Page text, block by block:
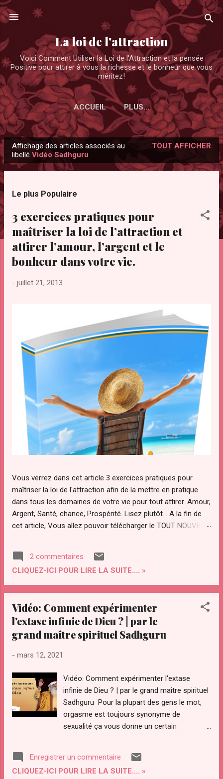
Accéder au contenu principal
La loi de l'attraction
Voici Comment Utiliser la Loi de l'Attraction et la pensée
Positive pour attirer à vous la richesse et le bonheur que vous
méritez!
ACCUEIL PLUS…
r
Affichage des articles associés au
libellé Vidéo Sadhguru
TOUT AFFICHER
Le plus Populaire
3 exercices pratiques pour
maîtriser la loi de l’attraction et
attirer l’amour, l’argent et le
bonheur dans votre vie.
- juillet 21, 2013
Vous verrez dans cet article 3 exercices pratiques pour
maîtriser la loi de l'attraction afin de la mettre en pratique
dans tous les domaines de votre vie pour tout attirer. Amour,
Argent, Santé, chance, Prospérité. Lisez plutôt... A la fin de
cet article, Vous allez pouvoir télécharger le TOUT NOUVEAU
pouvoir d'attraction afin d'attirer Instantanément TOUT ce
que Vous diésiez dans votre vie. Qu’est ce que "le secret"
de la loi de l’attraction et pourquoi ce regain d’intérêt pour
cette loi ? La loi de l’attraction a de plus en plus d’adeptes.
transmis par les sages à travers les âges. Le secret a été
convoité depuis la nuit des temps par des personnes
éclairées pour maîtriser les lois et le fonctionnement de
compris par certains savants dont Gali...
2 commentaires
CLIQUEZ-ICI POUR LIRE LA SUITE.... »
Vidéo: Comment expérimenter
l'extase infinie de Dieu ? | par le
grand maître spirituel Sadhguru
- mars 12, 2021
Vidéo: Comment expérimenter l'extase
infinie de Dieu ? | par le grand maître spirituel
Sadhguru Pour la plupart des gens le mot,
orgasme est toujours synonyme de
sexualité ça vous donne un certain
qu'on sait comment; être orgasmique sans
avoir, besoin d'y fils match alors c'est. Un
Enregistrer un commentaire
CLIQUEZ-ICI POUR LIRE LA SUITE.... »